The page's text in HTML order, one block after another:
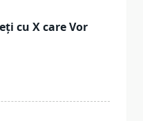
cu X care Vor